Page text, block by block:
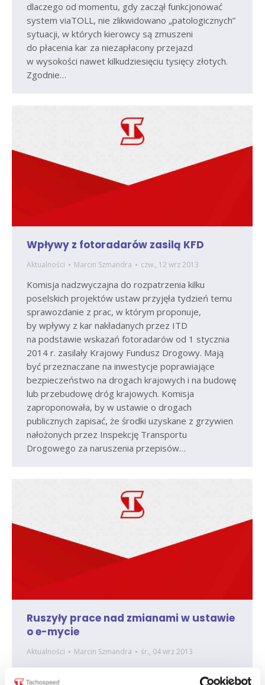
dlaczego od momentu, gdy zaczął funkcjonować
system viaTOLL, nie zlikwidowano „patologicznych”
sytuacji, w których kierowcy są zmuszeni
do płacenia kar za niezapłacony przejazd
w wysokości nawet kilkudziesięciu tysięcy złotych.
Zgodnie…
Wpływy z fotoradarów zasilą KFD
Aktualności Marcin Szmandra czw., 12 wrz 2013
Komisja nadzwyczajna do rozpatrzenia kilku
poselskich projektów ustaw przyjęła tydzień temu
sprawozdanie z prac, w którym proponuje,
by wpływy z kar nakładanych przez ITD
na podstawie wskazań fotoradarów od 1 stycznia
2014 r. zasilały Krajowy Fundusz Drogowy. Mają
być przeznaczane na inwestycje poprawiające
bezpieczeństwo na drogach krajowych i na budowę
lub przebudowę dróg krajowych. Komisja
zaproponowała, by w ustawie o drogach
publicznych zapisać, że środki uzyskane z grzywien
nałożonych przez Inspekcję Transportu
Drogowego za naruszenia przepisów…
Ruszyły prace nad zmianami w ustawie
o e-mycie
Aktualności Marcin Szmandra śr., 04 wrz 2013